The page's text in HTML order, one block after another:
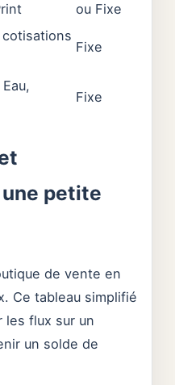
ou Fixe
Fixe
Fixe
petite
de vente en
Ce tableau simplifié
les flux sur un
un solde de